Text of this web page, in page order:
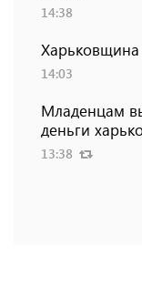
14:38
Харьковщина
14:03
Младенцам
деньги
13:38